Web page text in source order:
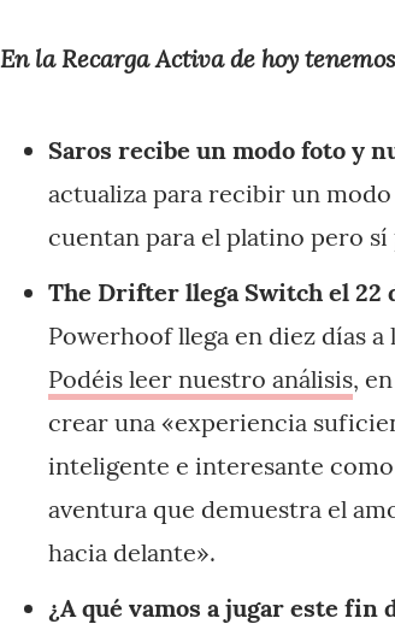
En la Recarga Activa de hoy
Saros recibe un modo foto y
actualiza para recibir un
cuentan para el platino pero sí
The Drifter llega Switch el 22
Powerhoof llega en diez días
Podéis leer nuestro análisis,
crear una «experiencia
inteligente e interesante
aventura que demuestra el
hacia delante».
¿A qué vamos a jugar este fin